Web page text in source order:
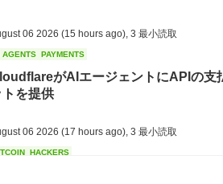
、マリオコインはユーザー、開発者、バリデ
的な参加とエンゲージメントを促進するよう
たは関連性がありますか？
最近のガバナンス提案を通じてアクティブ
改善することを目指しています。現在の開
との統合を通じてエコシステムを拡大する
おり、一貫した取引量は投資家やユーザー
ーシップにも関与しており、ゲームおよび
06 2026 (15 hours ago) 3 最小読取
AGENTS PAYMENTS
がAIエージェントにAPIの支
トを提供
06 2026 (17 hours ago) 3 最小読取
HACKERS